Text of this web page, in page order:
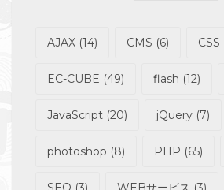
AJAX (14) CMS (6) CSS
EC-CUBE (49) flash (12)
JavaScript (20) jQuery (7)
photoshop (8) PHP (65)